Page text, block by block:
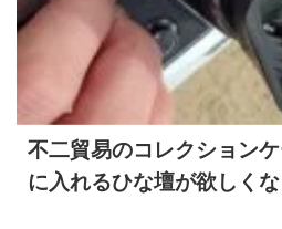
不二貿易のコレクション
に入れるひな壇が欲しく